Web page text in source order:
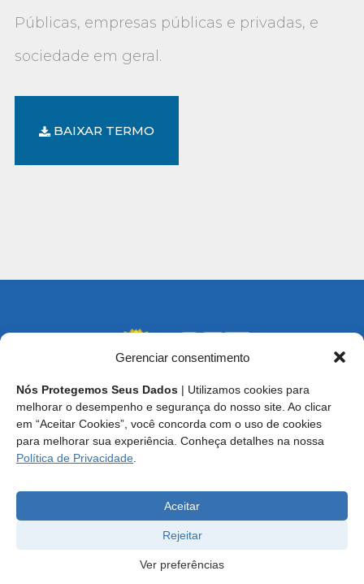
Gerenciar consentimento
Nós Protegemos Seus Dados | Utilizamos cookies para
melhorar o desempenho e segurança do nosso site. Ao clicar
em “Aceitar Cookies”, você concorda com o uso de cookies
para melhorar sua experiência. Conheça detalhes na nossa
Política de Privacidade
Aceitar
Rejeitar
Ver preferências
Públicas, empresas públicas e privadas, e
sociedade em geral.
BAIXAR TERMO
Endereço: SCS, Quadra 02, Bloco D, Ed. Oscar Niemeyer,
9º Andar CEP 70.316-900 - Brasília/DF
E-mail: cft@cft.org.br | ouvidoria@cft.org.br